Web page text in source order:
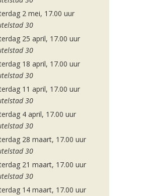
2 mei, 17.00 uur
30
25 april, 17.00 uur
30
18 april, 17.00 uur
30
11 april, 17.00 uur
30
4 april, 17.00 uur
30
28 maart, 17.00 uur
30
21 maart, 17.00 uur
30
14 maart, 17.00 uur